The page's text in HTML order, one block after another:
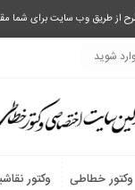
شما مقدور نیست، به شماره بله یا تلگرام 09033063003
وارد شوید
وکتور خطاطی وکتور